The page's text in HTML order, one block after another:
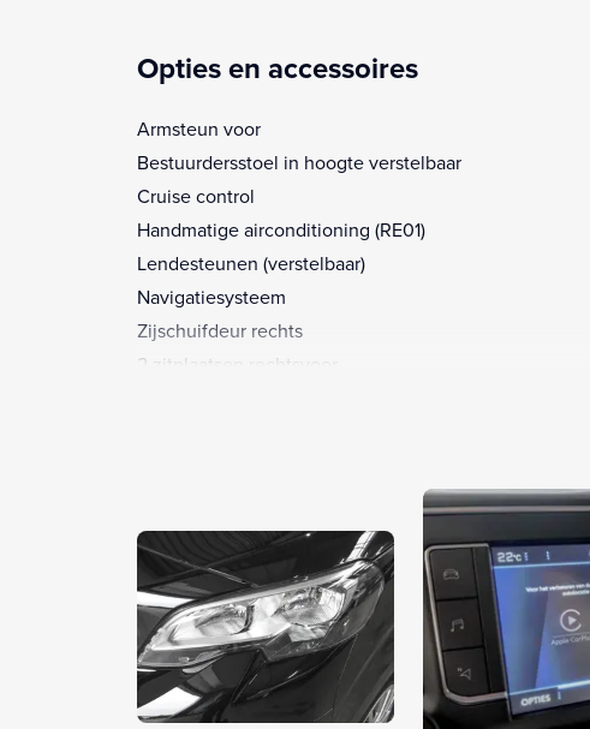
Opties en accessoires
Armsteun voor
Bestuurdersstoel in hoogte verstelbaar
Cruise control
Handmatige airconditioning (RE01)
Lendesteunen (verstelbaar)
Navigatiesysteem
Zijschuifdeur rechts
2 zitplaatsen rechtsvoor
Bandenspanningscontrolesysteem
Bestuurdersairbag
Bluetooth telefoonvoorbereiding